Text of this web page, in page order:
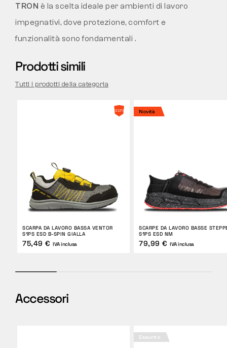
TRON è la scelta ideale per ambienti di lavoro
impegnativi, dove protezione, comfort e
funzionalità sono fondamentali .
Prodotti simili
Tutti i prodotti della categoria
SCARPA DA LAVORO BASSA VENTOR
S1PS ESD B-SPIN GIALLA
75,49 € IVA inclusa
Novità
SCARPE DA LAVORO BASSE
S1PS ESD NM
79,99 € IVA inclusa
Accessori
Esaurito